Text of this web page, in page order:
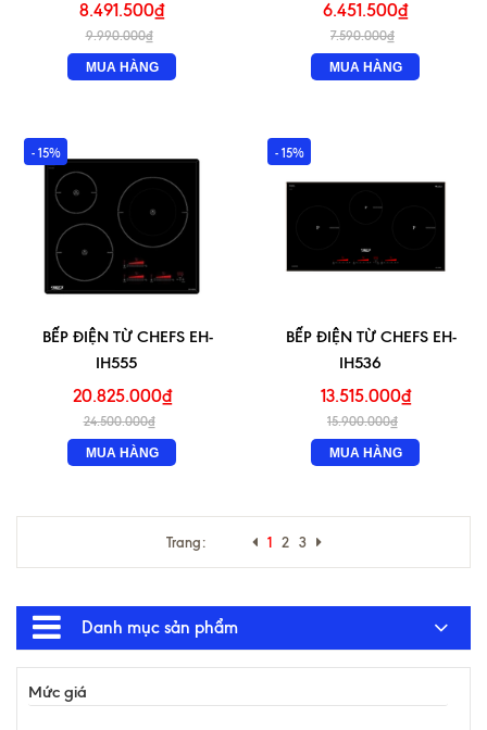
8.491.500₫
9.990.000₫
MUA HÀNG
6.451.500₫
7.590.000₫
MUA HÀNG
- 15%
BẾP ĐIỆN TỪ CHEFS EH-
IH555
20.825.000₫
24.500.000₫
MUA HÀNG
- 15%
BẾP ĐIỆN TỪ CHEFS EH-
IH536
13.515.000₫
15.900.000₫
MUA HÀNG
Trang: 1 2 3
Danh mục sản phẩm
Mức giá